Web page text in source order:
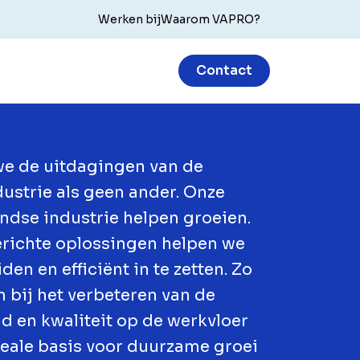
Werken bijWaarom VAPRO?
Contact
de uitdagingen van de
als geen ander. Onze
industrie helpen groeien.
oplossingen helpen we
en efficiënt in te zetten. Zo
bij het verbeteren van de
en kwaliteit op de werkvloer
basis voor duurzame groei